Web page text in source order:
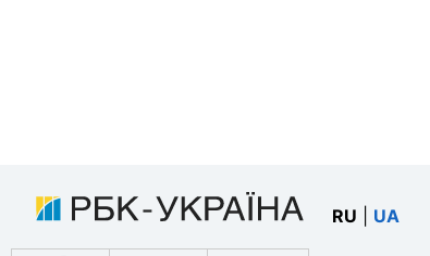
RU UA